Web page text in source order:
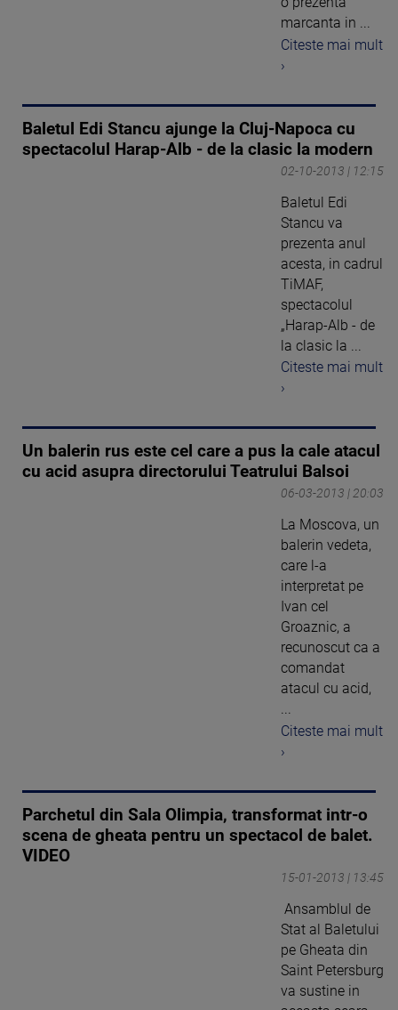
marcanta in ...
Citeste mai mult
›
Baletul Edi Stancu ajunge la Cluj-Napoca cu
spectacolul Harap-Alb - de la clasic la modern
02-10-2013 | 12:15
Baletul Edi
Stancu va
prezenta anul
acesta, in cadrul
TiMAF,
spectacolul
„Harap-Alb - de
la clasic la ...
Citeste mai mult
›
Un balerin rus este cel care a pus la cale atacul
cu acid asupra directorului Teatrului Balsoi
06-03-2013 | 20:03
La Moscova, un
balerin vedeta,
care l-a
interpretat pe
Ivan cel
Groaznic, a
recunoscut ca a
comandat
atacul cu acid,
...
Citeste mai mult
›
Parchetul din Sala Olimpia, transformat intr-o
scena de gheata pentru un spectacol de balet.
VIDEO
15-01-2013 | 13:45
Ansamblul de
Stat al Baletului
pe Gheata din
Saint Petersburg
va sustine in